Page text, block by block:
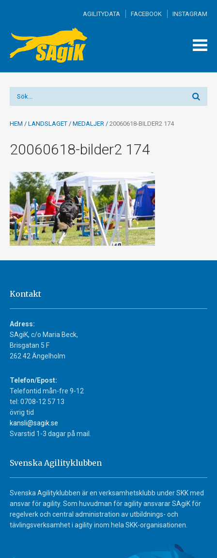
AGILITYDATA FACEBOOK INSTAGRAM
HEM / LANDSLAGET / MEDALJER / 20060618-BILDER2 174
20060618-bilder2 174
Kontakt
Adress:
SAgiK, c/o Maria Beck,
Brisgatan 5 F
262 42 Ängelholm
Telefon/Epost:
Telefontid mån-fre 9-12
tel: 0708-12 57 13
övrig tid
kansli@sagik.se
Svarstid 1-3 dagar på mail.
Svenska Agilityklubben
Svenska Agilityklubben är en verksamhetsklubb under SKK med
ansvar för agility. Som huvudman för agility ansvarar SAgiK för
regelverk och central administration av utbildnings- och
tävlingsverksamhet i agility inom hela SKK-organisationen.